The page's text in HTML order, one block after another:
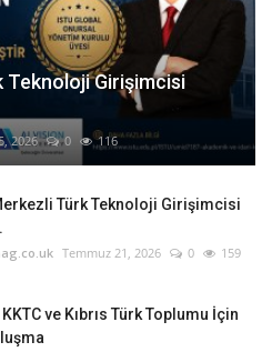
Girişimcisi
2026 0 116
Türk Teknoloji Girişimcisi
Temmuz 21, 2026 0 159
ve Kıbrıs Türk Toplumu İçin